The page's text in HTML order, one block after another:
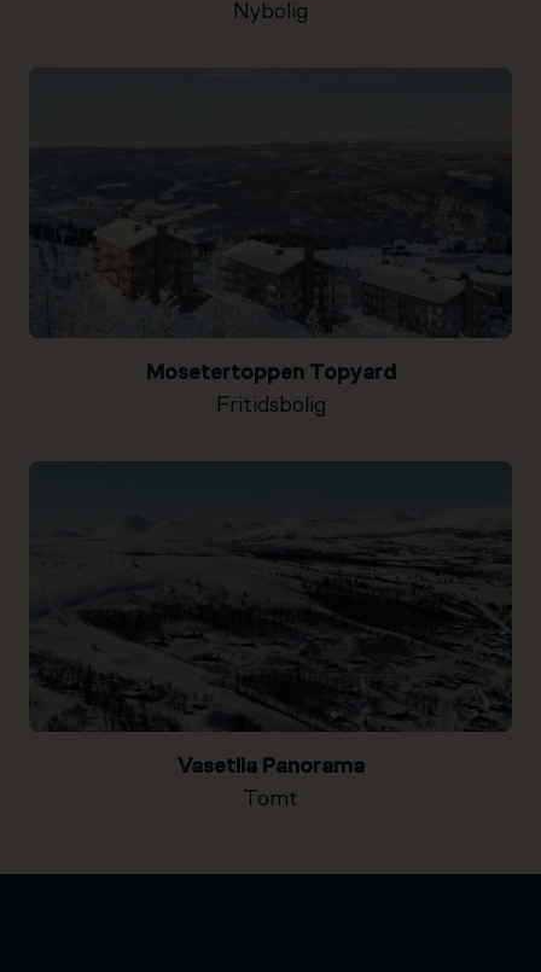
Nybolig
Mosetertoppen Topyard
Fritidsbolig
Vasetlia Panorama
Tomt